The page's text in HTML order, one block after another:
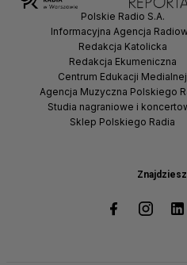
Polskie Radio S.A.
Informacyjna Agencja
Redakcja Katolicka
Redakcja Ekumeniczna
Centrum Edukacji Medialnej
Agencja Muzyczna Polskiego
Studia nagraniowe i
Sklep Polskiego Radia